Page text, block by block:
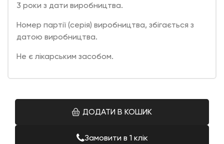
3 роки з дати виробництва.
Номер партії (серія) виробництва, збігається з
датою виробництва.
Не є лікарським засобом.
ДОДАТИ В КОШИК
Замовити в 1 клік